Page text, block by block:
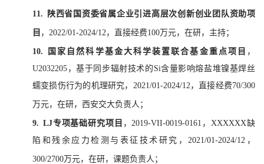
11. 陕西省国资委省属企业引进高层次创新创业团队资助项
目 ，2022/01-2024/12，直接经费100万元，在研，主持；
10. 国家自然科学基金大科学装置联合基金重点项目 ，
U2032205，基于同步辐射技术的Si含量影响熔盐堆镍基焊丝
蠕变损伤行为的机理研究， 2021/01-2024/12，直接经费70/300
万元，在研，西安交大负责人；
9. LJ专项基础研究项目 ，2019-VII-0019-0161，XXXXXX缺
陷和残余应力检测与表征技术研究，2021/01-2024/12，
300/2700万元，在研，课题负责人；